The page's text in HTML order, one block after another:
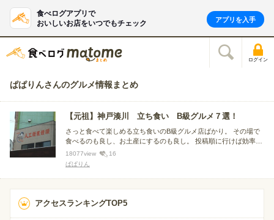
食べログアプリで
おいしいお店をいつでもチェック
アプリを入手
ログイン
ぱぱりんさんのグルメ情報まとめ
【元祖】神戸湊川 立ち食い B級グルメ７選！
さっと食べて楽しめる立ち食いのB級グルメ店ばかり。 その場で
食べるのも良し、お土産にするのも良し。 投稿順に行けば効率い
いです。
18077view
16
ぱぱりん
アクセスランキングTOP5